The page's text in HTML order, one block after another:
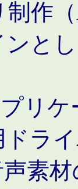
作
と
リ
ラ
素